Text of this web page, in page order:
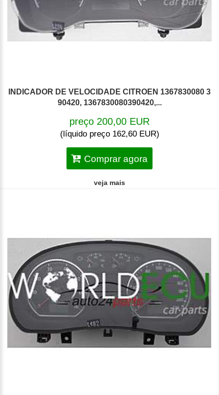
INDICADOR DE VELOCIDADE CITROEN 1367830080 3
90420, 1367830080390420,...
preço 200,00 EUR
(líquido preço 162,60 EUR)
Comprar agora
veja mais